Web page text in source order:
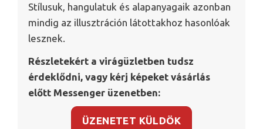
Stílusuk, hangulatuk és alapanyagaik azonban
mindig az illusztráción látottakhoz hasonlóak
lesznek.
Részletekért a virágüzletben tudsz
érdeklődni, vagy kérj képeket vásárlás
előtt Messenger üzenetben:
ÜZENETET KÜLDÖK